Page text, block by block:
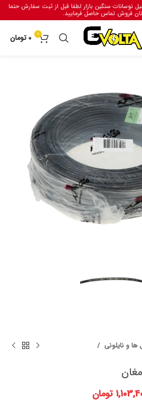
نوسانات سنگین بازار لطفا قبل از ثبت سفارش حتما
فروش تماس حاصل فرمایید.
0
0 تومان
ها و نایلونی
تومان